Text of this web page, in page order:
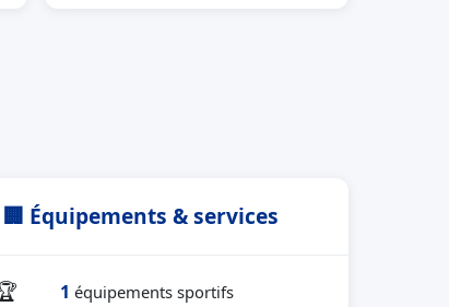
🏢 Équipements & services
1 équipements sportifs